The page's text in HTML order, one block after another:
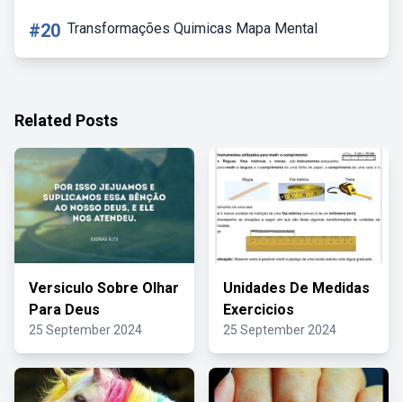
#20 Transformações Quimicas Mapa Mental
Related Posts
Versiculo Sobre Olhar
Para Deus
25 September 2024
Unidades De Medidas
Exercicios
25 September 2024